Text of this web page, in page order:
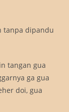
tanpa dipandu
tangan gua
ga gua
doi, gua